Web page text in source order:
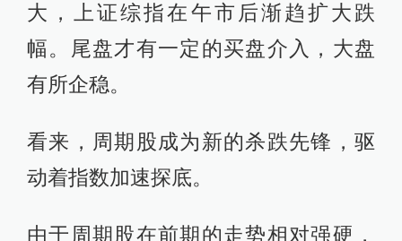
大，上证综指在午市后渐趋扩大跌
幅。尾盘才有一定的买盘介入，大盘
有所企稳。
看来，周期股成为新的杀跌先锋，驱
动着指数加速探底。
由于周期股在前期的走势相对强硬，